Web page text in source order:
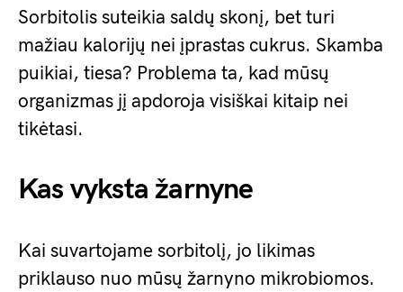
Sorbitolis suteikia saldų skonį, bet turi
mažiau kalorijų nei įprastas cukrus. Skamba
puikiai, tiesa? Problema ta, kad mūsų
organizmas jį apdoroja visiškai kitaip nei
tikėtasi.
Kas vyksta žarnyne
Kai suvartojame sorbitolį, jo likimas
priklauso nuo mūsų žarnyno mikrobiomos.